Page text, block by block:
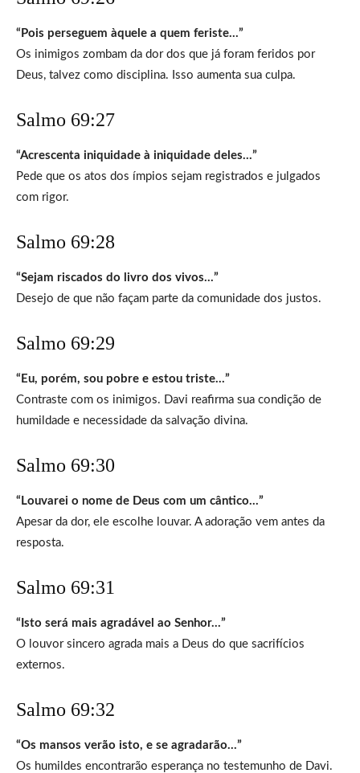
“Pois perseguem àquele a quem feriste…”
Os inimigos zombam da dor dos que já foram feridos por
Deus, talvez como disciplina. Isso aumenta sua culpa.
Salmo 69:27
“Acrescenta iniquidade à iniquidade deles…”
Pede que os atos dos ímpios sejam registrados e julgados
com rigor.
Salmo 69:28
“Sejam riscados do livro dos vivos…”
Desejo de que não façam parte da comunidade dos justos.
Salmo 69:29
“Eu, porém, sou pobre e estou triste…”
Contraste com os inimigos. Davi reafirma sua condição de
humildade e necessidade da salvação divina.
Salmo 69:30
“Louvarei o nome de Deus com um cântico…”
Apesar da dor, ele escolhe louvar. A adoração vem antes da
resposta.
Salmo 69:31
“Isto será mais agradável ao Senhor…”
O louvor sincero agrada mais a Deus do que sacrifícios
externos.
Salmo 69:32
“Os mansos verão isto, e se agradarão…”
Os humildes encontrarão esperança no testemunho de Davi.